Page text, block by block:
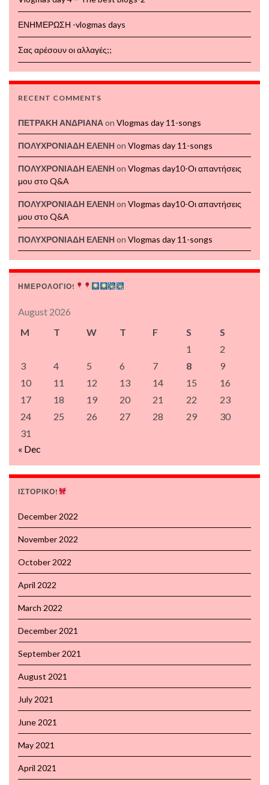
ΕΝΗΜΕΡΩΣΗ -vlogmas days
Σας αρέσουν οι αλλαγές;;
RECENT COMMENTS
ΠΕΤΡΑΚΗ ΑΝΔΡΙΑΝΑon Vlogmas day 11-songs
ΠΟΛΥΧΡΟΝΙΑΔΗ ΕΛΕΝΗon Vlogmas day 11-songs
ΠΟΛΥΧΡΟΝΙΑΔΗ ΕΛΕΝΗon Vlogmas day10-Οι απαντήσεις
μου στο Q&A
ΠΟΛΥΧΡΟΝΙΑΔΗ ΕΛΕΝΗon Vlogmas day10-Οι απαντήσεις
μου στο Q&A
ΠΟΛΥΧΡΟΝΙΑΔΗ ΕΛΕΝΗon Vlogmas day 11-songs
ΗΜΕΡΟΛΟΓΙΟ!
August 2026
M
T W T F S
S
1
2
3
4 5 6 7 8
9
10
11 12 13 14 15
16
17
18 19 20 21 22
23
24
25 26 27 28 29
30
31
« Dec
ΙΣΤΟΡΙΚΟ!
December 2022
November 2022
October 2022
April 2022
March 2022
December 2021
September 2021
August 2021
July 2021
June 2021
May 2021
April 2021